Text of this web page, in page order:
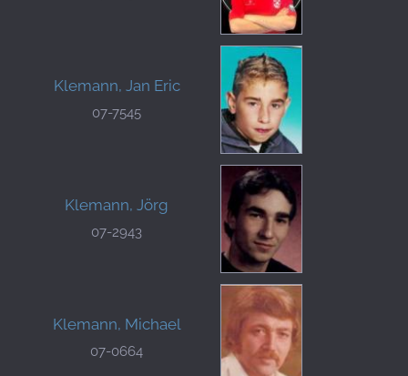
Klemann, Jan Eric
07-7545
Klemann, Jörg
07-2943
Klemann, Michael
07-0664